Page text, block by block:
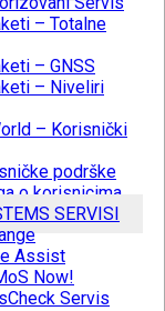
– Totalne
– GNSS
– Niveliri
– Korisnički
podrške
o korisnicima
SERVISI
Assist
Now!
Servis